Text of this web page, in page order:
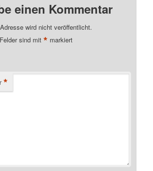
einen Kommentar
wird nicht veröffentlicht.
sind mit* markiert
*